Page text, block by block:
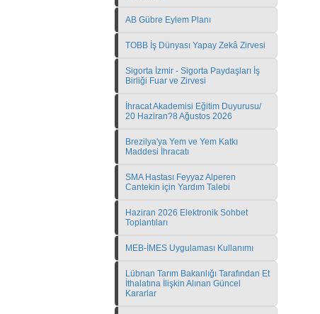
AB Gübre Eylem Planı
TOBB İş Dünyası Yapay Zekâ Zirvesi
Sigorta İzmir - Sigorta Paydaşları İş
Birliği Fuar ve Zirvesi
İhracat Akademisi Eğitim Duyurusu/
20 Haziran?8 Ağustos 2026
Brezilya'ya Yem ve Yem Katkı
Maddesi İhracatı
SMA Hastası Feyyaz Alperen
Cantekin için Yardım Talebi
Haziran 2026 Elektronik Sohbet
Toplantıları
MEB-İMES Uygulaması Kullanımı
Lübnan Tarım Bakanlığı Tarafından Et
İthalatına İlişkin Alınan Güncel
Kararlar